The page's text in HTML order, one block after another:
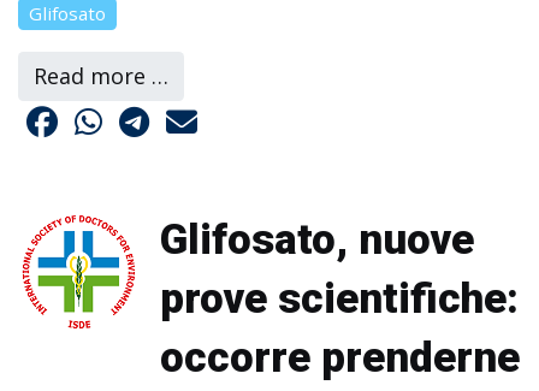
Glifosato
Read more …
Glifosato, nuove
prove scientifiche:
occorre prenderne